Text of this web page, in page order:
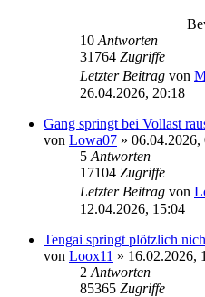
10 Antworten
31764 Zugriffe
Letzter Beitrag von
26.04.2026, 20:18
Gang springt bei Vollast
von Lowa07 » 06.04.2026,
5 Antworten
17104 Zugriffe
Letzter Beitrag von
12.04.2026, 15:04
Tengai springt plötzlich
von Loox11 » 16.02.2026,
2 Antworten
85365 Zugriffe